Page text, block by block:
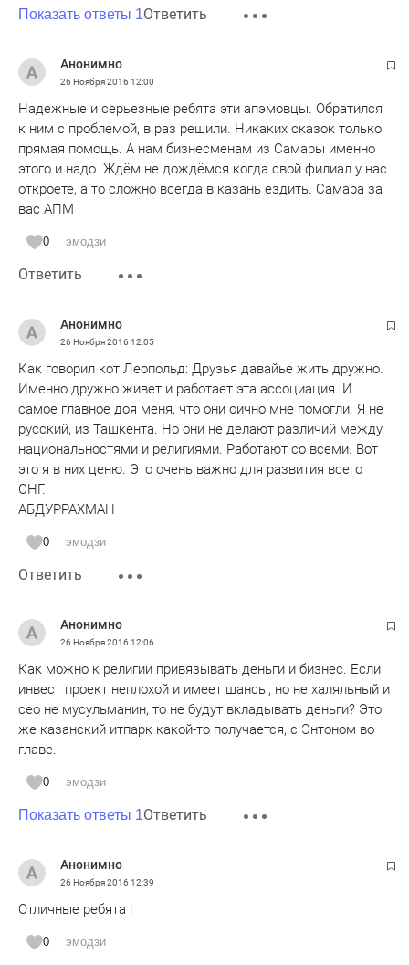
Показать ответы 1Ответить
Анонимно
26 Ноября 2016 12:00
Надежные и серьезные ребята эти апэмовцы. Обратился
к ним с проблемой, в раз решили. Никаких сказок только
прямая помощь. А нам бизнесменам из Самары именно
этого и надо. Ждём не дождёмся когда свой филиал у нас
откроете, а то сложно всегда в казань ездить. Самара за
вас АПМ
0 эмодзи
Ответить
Анонимно
26 Ноября 2016 12:05
Как говорил кот Леопольд: Друзья давайье жить дружно.
Именно дружно живет и работает эта ассоциация. И
самое главное доя меня, что они оично мне помогли. Я не
русский, из Ташкента. Но они не делают различий между
национальностями и религиями. Работают со всеми. Вот
это я в них ценю. Это очень важно для развития всего
СНГ.
АБДУРРАХМАН
0 эмодзи
Ответить
Анонимно
26 Ноября 2016 12:06
Как можно к религии привязывать деньги и бизнес. Если
инвест проект неплохой и имеет шансы, но не халяльный и
сео не мусульманин, то не будут вкладывать деньги? Это
же казанский итпарк какой-то получается, с Энтоном во
главе.
0 эмодзи
Показать ответы 1Ответить
Анонимно
26 Ноября 2016 12:39
Отличные ребята !
0 эмодзи